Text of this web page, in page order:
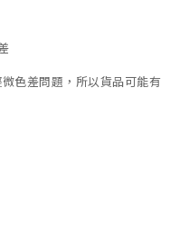
色差問題，所以貨品可能有